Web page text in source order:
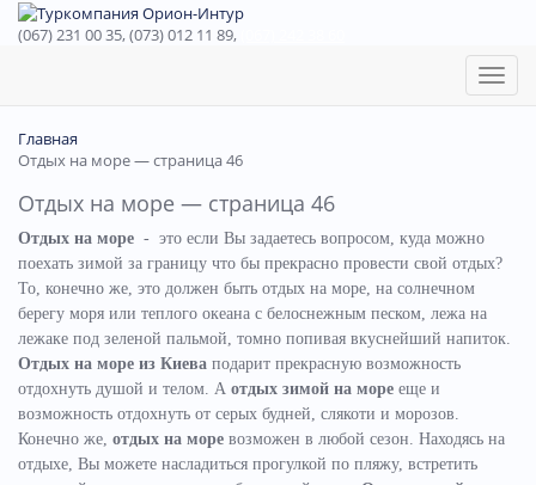
(067) 231 00 35, (073) 012 11 89,
Toggle
Главная
Отдых на море — страница 46
Отдых на море — страница 46
Отдых на море - это если Вы задаетесь вопросом, куда можно
поехать зимой за границу что бы прекрасно провести свой отдых?
То, конечно же, это должен быть отдых на море, на солнечном
берегу моря или теплого океана с белоснежным песком, лежа на
лежаке под зеленой пальмой, томно попивая вкуснейший напиток.
Отдых на море из Киева подарит прекрасную возможность
отдохнуть душой и телом. А отдых зимой на море еще и
возможность отдохнуть от серых будней, слякоти и морозов.
Конечно же, отдых на море возможен в любой сезон. Находясь на
отдыхе, Вы можете насладиться прогулкой по пляжу, встретить